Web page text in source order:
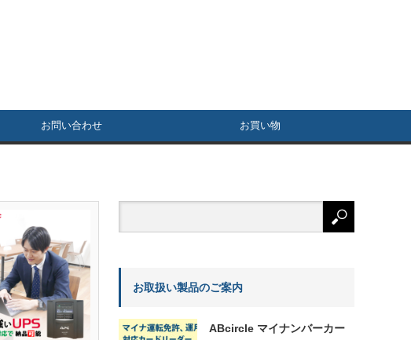
お問い合わせ お買い物
お取扱い製品のご案内
ABcircle マイナンバーカー